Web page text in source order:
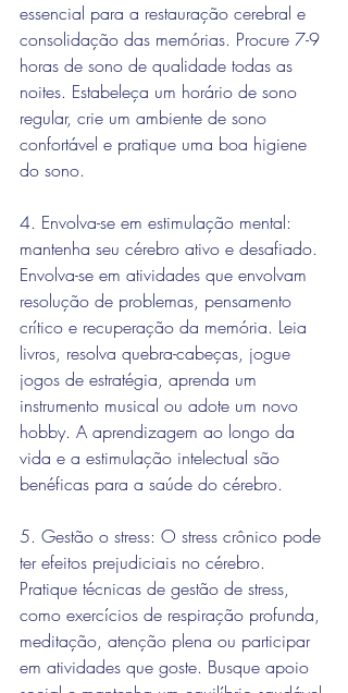
essencial para a restauração cerebral e
consolidação das memórias. Procure 7-9
horas de sono de qualidade todas as
noites. Estabeleça um horário de sono
regular, crie um ambiente de sono
confortável e pratique uma boa higiene
do sono.
4. Envolva-se em estimulação mental:
mantenha seu cérebro ativo e desafiado.
Envolva-se em atividades que envolvam
resolução de problemas, pensamento
crítico e recuperação da memória. Leia
livros, resolva quebra-cabeças, jogue
jogos de estratégia, aprenda um
instrumento musical ou adote um novo
hobby. A aprendizagem ao longo da
vida e a estimulação intelectual são
benéficas para a saúde do cérebro.
5. Gestão o stress: O stress crônico pode
ter efeitos prejudiciais no cérebro.
Pratique técnicas de gestão de stress,
como exercícios de respiração profunda,
meditação, atenção plena ou participar
em atividades que goste. Busque apoio